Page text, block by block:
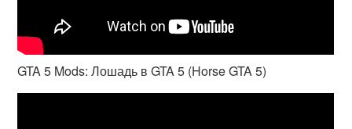
GTA 5 Mods: Лошадь в GTA 5 (Horse GTA 5)